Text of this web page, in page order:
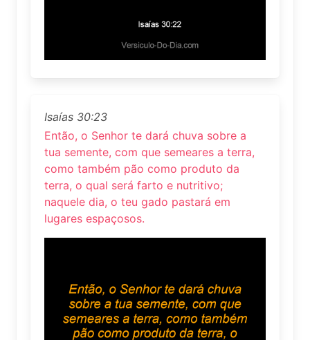
Isaías 30:23
Então, o Senhor te dará chuva sobre a
tua semente, com que semeares a terra,
como também pão como produto da
terra, o qual será farto e nutritivo;
naquele dia, o teu gado pastará em
lugares espaçosos.